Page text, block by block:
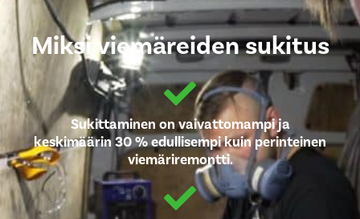
Miksi viemäreiden sukitus
Sukittaminen on vaivattomampi ja
keskimäärin 30 % edullisempi kuin perinteinen
viemäriremontti.